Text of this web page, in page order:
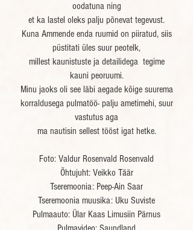
oodatuna ning
et ka lastel oleks palju põnevat tegevust.
Kuna Ammende enda ruumid on piiratud, siis
püstitati üles suur peotelk,
millest kaunistuste ja detailidega tegime
kauni peoruumi.
Minu jaoks oli see läbi aegade kõige suurema
korraldusega pulmatöö- palju ametimehi, suur
vastutus aga
ma nautisin sellest tööst igat hetke.
Foto: Valdur Rosenvald Rosenvald
Õhtujuht: Veikko Täär
Tseremoonia: Peep-Ain Saar
Tseremoonia muusika: Uku Suviste
Pulmaauto: Ülar Kaas Limusiin Pärnus